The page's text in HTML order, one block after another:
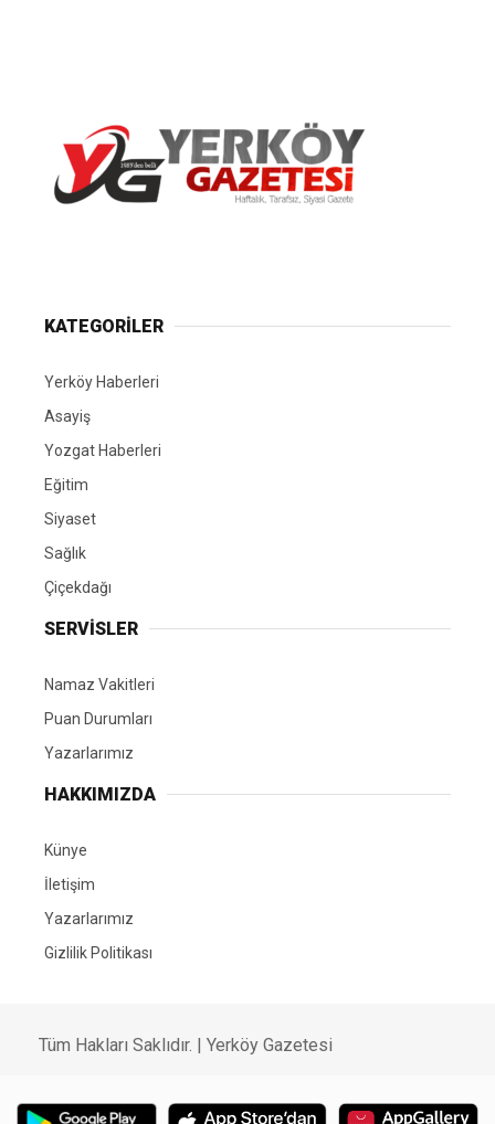
KATEGORİLER
Yerköy Haberleri
Asayiş
Yozgat Haberleri
Eğitim
Siyaset
Sağlık
Çiçekdağı
SERVİSLER
Namaz Vakitleri
Puan Durumları
Yazarlarımız
HAKKIMIZDA
Künye
İletişim
Yazarlarımız
Gizlilik Politikası
Tüm Hakları Saklıdır. | Yerköy Gazetesi